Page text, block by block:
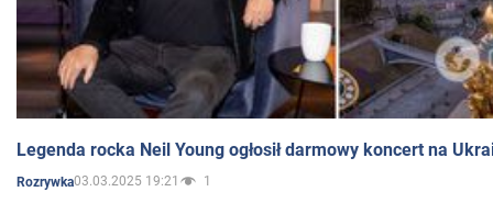
Legenda rocka Neil Young ogłosił darmowy koncert na
Rozrywka03.03.2025 19:21 1